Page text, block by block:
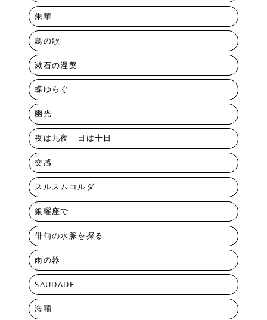
朱華
鳥の歌
漱石の涅槃
蝶ゆらぐ
幽光
夜は九夜 日は十日
交感
スルスムコルダ
銀曜座で
俳句の水脈を探る
雨の器
SAUDADE
海嘯